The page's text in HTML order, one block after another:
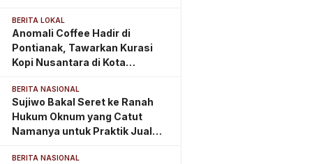
BERITA LOKAL
Anomali Coffee Hadir di
Pontianak, Tawarkan Kurasi
Kopi Nusantara di Kota
BERITA NASIONAL
Sujiwo Bakal Seret ke Ranah
Hukum Oknum yang Catut
Namanya untuk Praktik Jual
BERITA NASIONAL